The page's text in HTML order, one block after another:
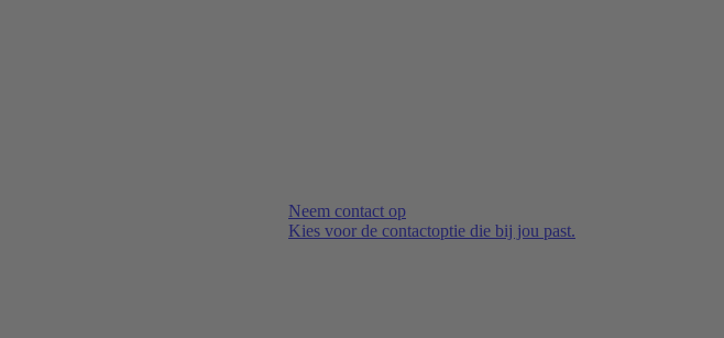
Neem contact op
Kies voor de contactoptie die bij jou past.